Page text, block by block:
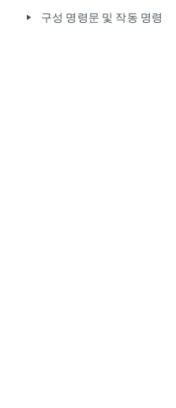
play_arrow 구성 명령문 및 작동 명령